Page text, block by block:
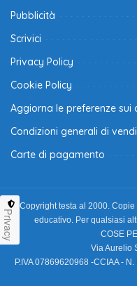
Pubblicità
Scrivici
Privacy Policy
Cookie Policy
Aggiorna le preferenze sui
Condizioni generali di
Carte di pagamento
Copyright testa al 2000.
educativo. Per qualsiasi
COSE
Via Aurelio
P.IVA 07869620968 -CCIAA -
Privacy